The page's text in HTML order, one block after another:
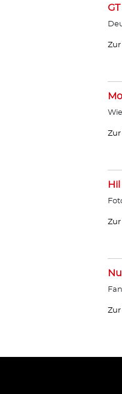
Zur
Zur
Zur
Zur